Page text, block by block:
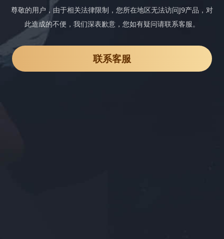
尊敬的用户，由于相关法律限制，您所在地区无法访问J9产品，对
此造成的不便，我们深表歉意，您如有疑问请联系客服。
联系客服